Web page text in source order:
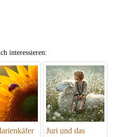
interessieren:
Juri und das